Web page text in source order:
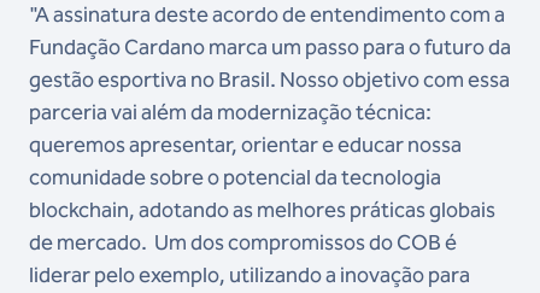
"A assinatura deste acordo de entendimento com a
Fundação Cardano marca um passo para o futuro da
gestão esportiva no Brasil. Nosso objetivo com essa
parceria vai além da modernização técnica:
queremos apresentar, orientar e educar nossa
comunidade sobre o potencial da tecnologia
blockchain, adotando as melhores práticas globais
de mercado. Um dos compromissos do COB é
liderar pelo exemplo, utilizando a inovação para